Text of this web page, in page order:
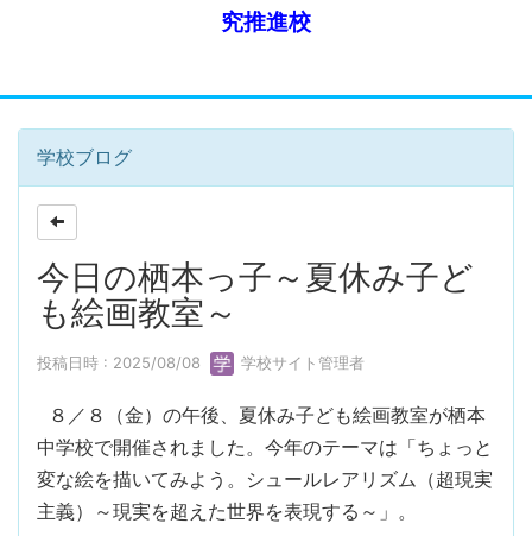
究推進校
学校ブログ
今日の栖本っ子～夏休み子ど
も絵画教室～
投稿日時 : 2025/08/08 学校サイト管理者
８／８（金）の午後、夏休み子ども絵画教室が栖本
中学校で開催されました。今年のテーマは「ちょっと
変な絵を描いてみよう。シュールレアリズム（超現実
主義）～現実を超えた世界を表現する～」。